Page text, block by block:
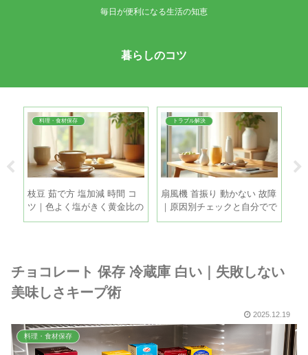
毎日が便利になる生活の知恵
暮らしのコツ
料理・食材保存
枝豆 茹で方 塩加減 時間 コ
ツ｜色よく塩がきく黄金比の
手順
トラブル解決
扇風機 首振り 動かない 故障
｜原因別チェックと自分でで
きる直し方
チョコレート 保存 冷蔵庫 白い｜失敗しない
美味しさキープ術
2025.12.19
料理・食材保存